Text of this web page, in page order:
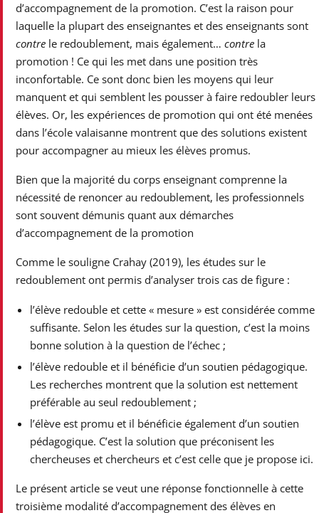
d’accompagnement de la promotion. C’est la raison pour
laquelle la plupart des enseignantes et des enseignants sont
contrele redoublement, mais également… contrela
promotion ! Ce qui les met dans une position très
inconfortable. Ce sont donc bien les moyens qui leur
manquent et qui semblent les pousser à faire redoubler leurs
élèves. Or, les expériences de promotion qui ont été menées
dans l’école valaisanne montrent que des solutions existent
pour accompagner au mieux les élèves promus.
Bien que la majorité du corps enseignant comprenne la
nécessité de renoncer au redoublement, les professionnels
sont souvent démunis quant aux démarches
d’accompagnement de la promotion
Comme le souligne Crahay (2019), les études sur le
redoublement ont permis d’analyser trois cas de figure :
l’élève redouble et cette « mesure » est considérée comme
suffisante. Selon les études sur la question, c’est la moins
bonne solution à la question de l’échec ;
l’élève redouble et il bénéficie d’un soutien pédagogique.
Les recherches montrent que la solution est nettement
préférable au seul redoublement ;
l’élève est promu et il bénéficie également d’un soutien
pédagogique. C’est la solution que préconisent les
chercheuses et chercheurs et c’est celle que je propose ici.
Le présent article se veut une réponse fonctionnelle à cette
troisième modalité d’accompagnement des élèves en